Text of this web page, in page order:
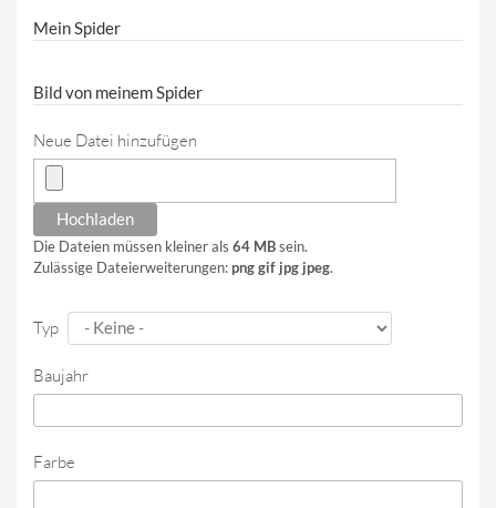
Mein Spider
Bild von meinem Spider
Neue Datei hinzufügen
Die Dateien müssen kleiner als 64 MBsein.
Zulässige Dateierweiterungen:png gif jpg jpeg.
Typ
Baujahr
Farbe